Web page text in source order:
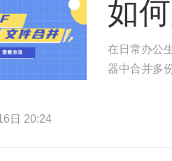
如
在日常办公
器中合并多
日 20:24